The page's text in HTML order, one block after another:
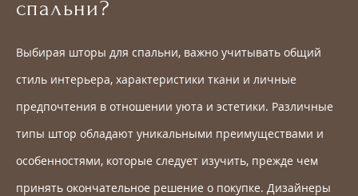
спальни?
Выбирая шторы для спальни, важно учитывать общий
стиль интерьера, характеристики ткани и личные
предпочтения в отношении уюта и эстетики. Различные
типы штор обладают уникальными преимуществами и
особенностями, которые следует изучить, прежде чем
принять окончательное решение о покупке. Дизайнеры